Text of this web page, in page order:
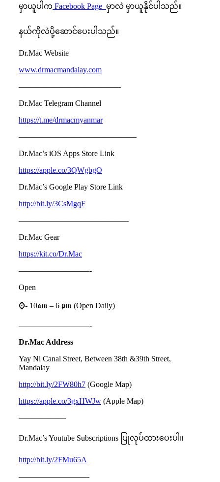
မှာယူပါက Facebook Page မှာလဲ မှာယူနိုင်ပါသည်။
နယ်ကိုလဲပို့ဆောင်ပေးပါသည်။
Dr.Mac Website
www.drmacmandalay.com
—————————————
Dr.Mac Telegram Channel
https://t.me/drmacmyanmar
———————————————
Dr.Mac’s iOS Apps Store Link
https://apple.co/3QWgbgO
Dr.Mac’s Google Play Store Link
http://bit.ly/3CsMgqF
——————————————
Dr.Mac Gear
https://kit.co/Dr.Mac
—————————-
Open
⌚️- 10𝖆𝖒 – 6 𝖕𝖒 (Open Daily)
—————————-
Dr.Mac Address
Yay Ni Canal Street, Between 38th &39th Street,
Mandalay
http://bit.ly/2FW80h7 (Google Map)
https://apple.co/3gxHWJw (Apple Map)
——————
Dr.Mac’s Youtube Subscriptions ပြုလုပ်ထားပေးပါ။
http://bit.ly/2FMu65A
—————————